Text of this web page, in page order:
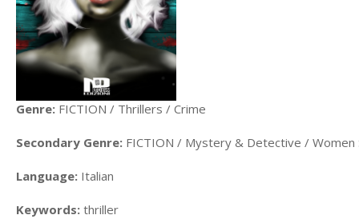
Genre: FICTION / Thrillers / Crime
Secondary Genre: FICTION / Mystery & Detective / Women
Language: Italian
Keywords: thriller